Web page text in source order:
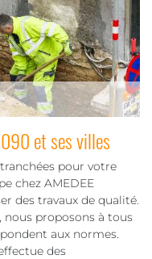
et ses villes
pour votre
chez AMEDEE
des travaux de qualité.
nous proposons à tous
aux normes.
des